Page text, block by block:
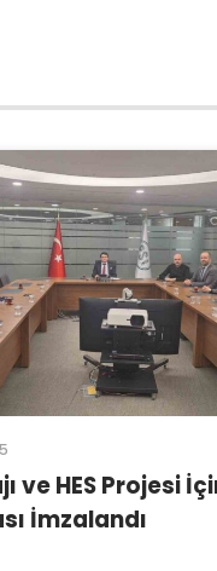
ve HES Projesi
İmzalandı